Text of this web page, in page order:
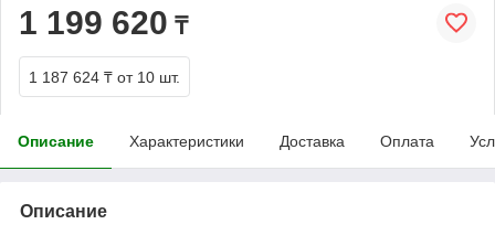
1 199 620 ₸
1 187 624 ₸ от 10 шт.
Описание Характеристики Доставка Оплата
Описание